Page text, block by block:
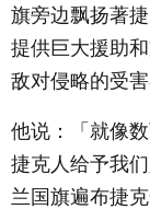
旗旁边飘扬著
提供巨大援助
敌对侵略的受
他说：「就像
捷克人给予我
兰国旗遍布捷克